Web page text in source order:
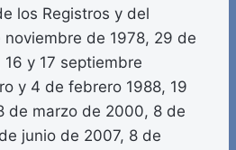
los Registros y del
de 1978, 29 de
y 17 septiembre
y 4 de febrero 1988, 19
de marzo de 2000, 8 de
junio de 2007, 8 de